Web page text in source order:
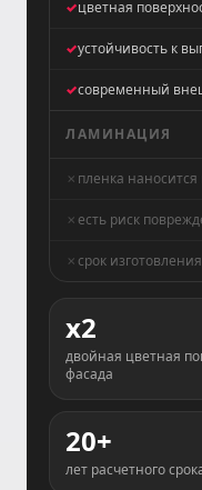
цветная
устойчивость к
современный
ЛАМИНАЦИЯ
пленка
есть риск
срок
x2
двойная цветная
фасада
20+
лет расчетного